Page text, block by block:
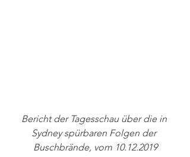
Bericht der Tagesschau über die in
Sydney spürbaren Folgen der
Buschbrände, vom 10.12.2019